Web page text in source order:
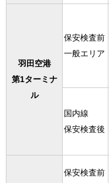
羽田空港
第1ターミナ
ル
保安検査前
一般エリア
国内線
保安検査後
保安検査前